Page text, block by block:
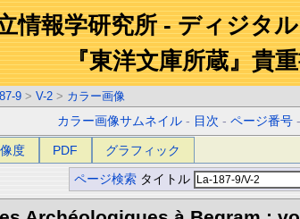
情報学研究所 - ディジタ
『東洋文庫所蔵』貴
9 > V-2 > カラー画像
カラー画像サムネイル - 目次 -ページ番号
度 PDF グラフィック
ページ検索 タイトル